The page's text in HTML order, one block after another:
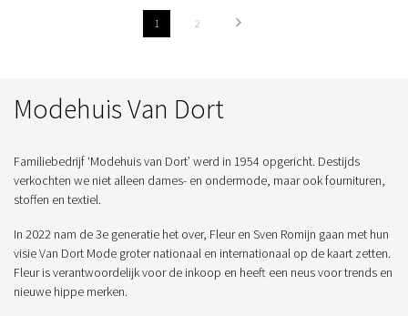
1 2
Modehuis Van Dort
Familiebedrijf ‘Modehuis van Dort’ werd in 1954 opgericht. Destijds
verkochten we niet alleen dames- en ondermode, maar ook fournituren,
stoffen en textiel.
In 2022 nam de 3e generatie het over, Fleur en Sven Romijn gaan met hun
visie Van Dort Mode groter nationaal en internationaal op de kaart zetten.
Fleur is verantwoordelijk voor de inkoop en heeft een neus voor trends en
nieuwe hippe merken.